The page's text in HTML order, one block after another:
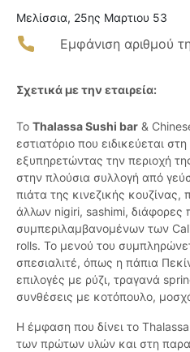
Μελίσσια, 25ης Μαρτιου 53
Εμφάνιση αριθμού
Σχετικά με την εταιρεία:
Το Thalassa Sushi bar &
εστιατόριο που ειδικεύεται
εξυπηρετώντας την περιοχή
στην πλούσια συλλογή από
πιάτα της κινεζικής
άλλων nigiri, sashimi, διάφορες
συμπεριλαμβανομένων των
rolls. Το μενού του
σπεσιαλιτέ, όπως η πάπια
επιλογές με ρύζι, τραγανά
συνθέσεις με κοτόπουλο,
Η έμφαση που δίνει το
των πρώτων υλών και στη